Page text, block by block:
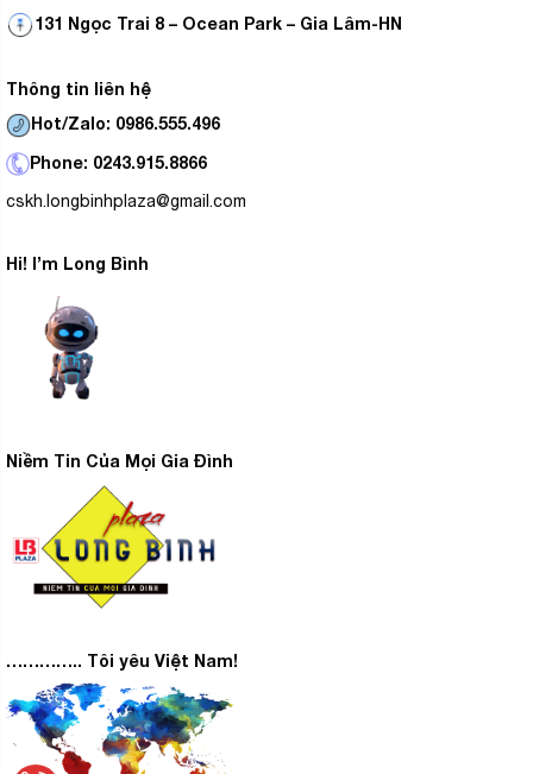
131 Ngọc Trai 8 – Ocean Park – Gia Lâm-HN
Thông tin liên hệ
Hot/Zalo: 0986.555.496
Phone: 0243.915.8866
cskh.longbinhplaza@gmail.com
Hi! I’m Long Bình
Niềm Tin Của Mọi Gia Đình
………….. Tôi yêu Việt Nam!